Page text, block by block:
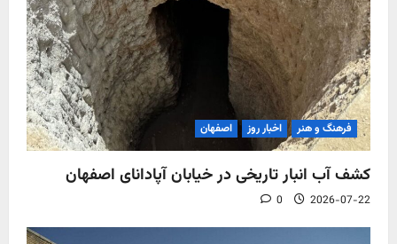
فرهنگ و هنر اخبار روز اصفهان
کشف آب‌ انبار تاریخی در خیابان آپادانای اصفهان
2026-07-22